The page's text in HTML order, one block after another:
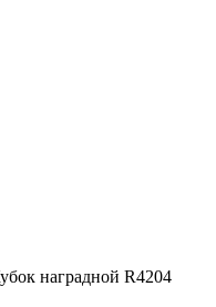
наградной R4204